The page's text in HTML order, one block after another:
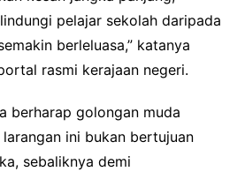
pelajar sekolah daripada
berleluasa,” katanya
rasmi kerajaan negeri.
berharap golongan muda
ini bukan bertujuan
sebaliknya demi